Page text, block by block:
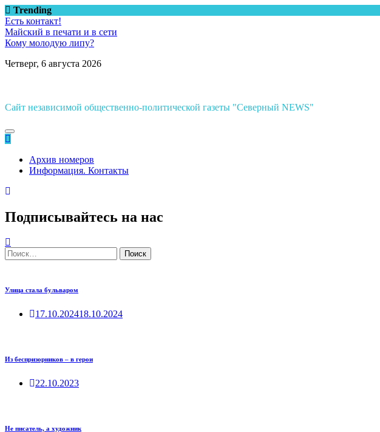
Перейти
к
содержимому
Trending
Есть контакт!
Майский в печати и в сети
Кому молодую липу?
Четверг, 6 августа 2026
Сайт независимой общественно-политической газеты "Северный NEWS"
Архив номеров
Информация. Контакты
Подписывайтесь на нас
Найти:
Улица стала бульваром
17.10.202418.10.2024
Из беспризорников – в герои
22.10.2023
Не писатель, а художник